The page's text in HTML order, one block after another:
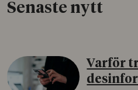
Senaste nytt
Varför